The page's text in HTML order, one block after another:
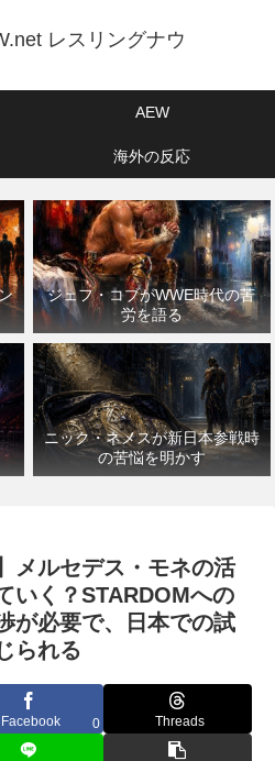
レスリングナウ
AEW
海外の反応
ジェフ・コブがWWE時代の苦
労を語る
ニック・ネメスが新日本参戦時
の苦悩を明かす
メルセデス・モネの活
いく？STARDOMへの
が必要で、日本での試
られる
Facebook 0 Threads